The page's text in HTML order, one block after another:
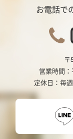
お電話で
〒
営業時間：
定休日：毎